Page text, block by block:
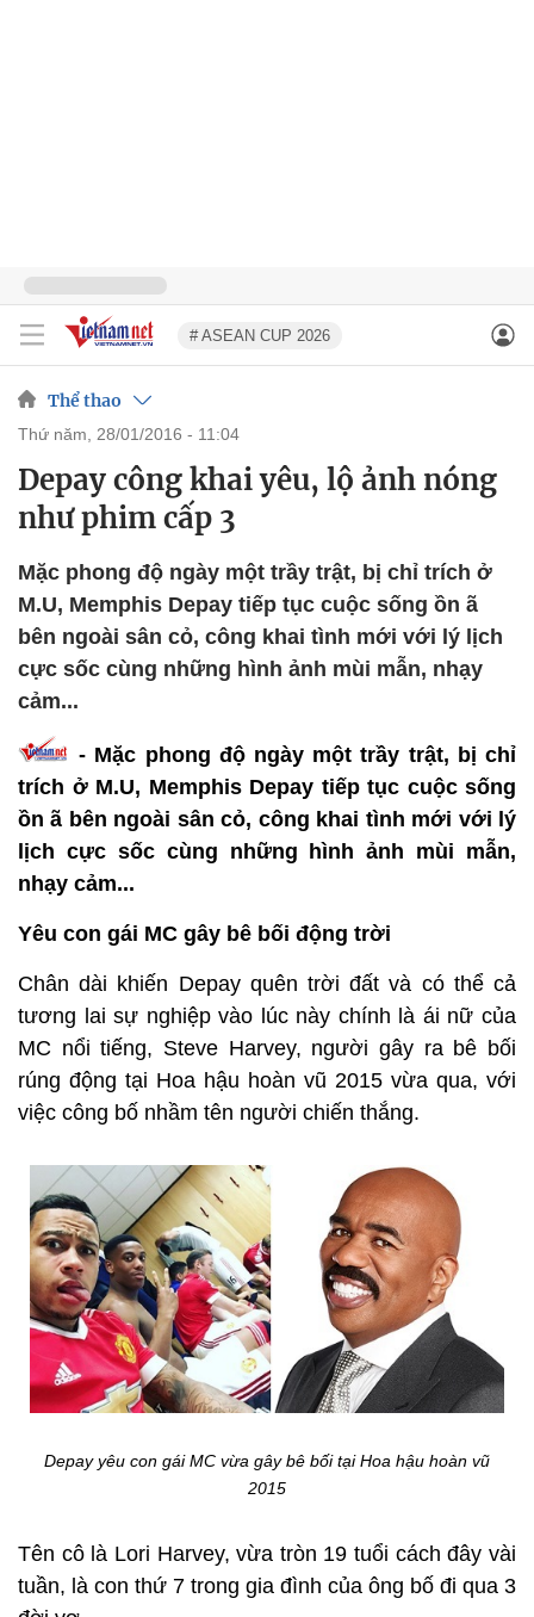
# ASEAN CUP 2026
Thể thao
thứ năm, 28/01/2016 - 11:04
Depay công khai yêu, lộ ảnh nóng
như phim cấp 3
Mặc phong độ ngày một trầy trật, bị chỉ trích ở
M.U, Memphis Depay tiếp tục cuộc sống ồn ã
bên ngoài sân cỏ, công khai tình mới với lý lịch
cực sốc cùng những hình ảnh mùi mẫn, nhạy
cảm...
- Mặc phong độ ngày một trầy trật, bị chỉ
trích ở M.U, Memphis Depay tiếp tục cuộc sống
ồn ã bên ngoài sân cỏ, công khai tình mới với lý
lịch cực sốc cùng những hình ảnh mùi mẫn,
nhạy cảm...
Yêu con gái MC gây bê bối động trời
Chân dài khiến Depay quên trời đất và có thể cả
tương lai sự nghiệp vào lúc này chính là ái nữ của
MC nổi tiếng, Steve Harvey, người gây ra bê bối
rúng động tại Hoa hậu hoàn vũ 2015 vừa qua, với
việc công bố nhầm tên người chiến thắng.
Depay yêu con gái MC vừa gây bê bối tại Hoa hậu hoàn vũ
2015
Tên cô là Lori Harvey, vừa tròn 19 tuổi cách đây vài
tuần, là con thứ 7 trong gia đình của ông bố đi qua 3